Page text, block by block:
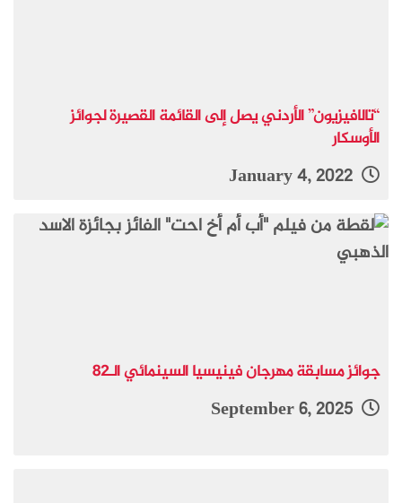
“تالافيزيون” الأردني يصل إلى القائمة القصيرة لجوائز
الأوسكار
جوائز مسابقة مهرجان فينيسيا السينمائي الـ82